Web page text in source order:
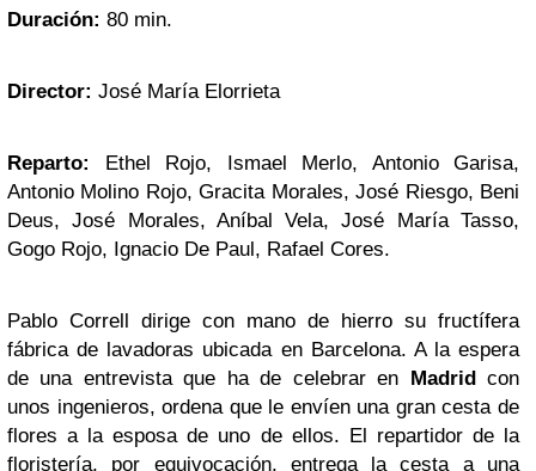
Duración: 80 min.
Director: José María Elorrieta
Reparto: Ethel Rojo, Ismael Merlo, Antonio Garisa,
Antonio Molino Rojo, Gracita Morales, José Riesgo, Beni
Deus, José Morales, Aníbal Vela, José María Tasso,
Gogo Rojo, Ignacio De Paul, Rafael Cores.
Pablo Correll dirige con mano de hierro su fructífera
fábrica de lavadoras ubicada en Barcelona. A la espera
de una entrevista que ha de celebrar en Madridcon
unos ingenieros, ordena que le envíen una gran cesta de
flores a la esposa de uno de ellos. El repartidor de la
floristería, por equivocación, entrega la cesta a una